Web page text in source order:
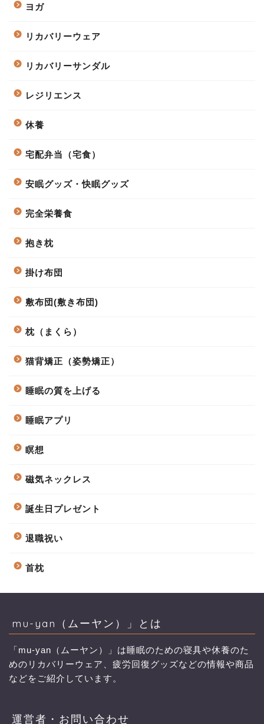
ヨガ
リカバリーウェア
リカバリーサンダル
レジリエンス
休養
宅配弁当（宅食）
安眠グッズ・快眠グッズ
完全栄養食
抱き枕
掛け布団
敷布団(敷き布団)
枕（まくら）
猫背矯正（姿勢矯正）
睡眠の質を上げる
睡眠アプリ
瞑想
磁気ネックレス
誕生日プレゼント
退職祝い
首枕
mu-yan（ムーヤン）」とは
「mu-yan（ムーヤン）」は睡眠のための寝具や休養のた
めのリカバリーウェア、疲労回復グッズなどの情報や商品
などをご紹介しています。
運営者・お問い合わせ